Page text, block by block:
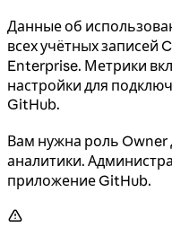
Данные об
всех учётных записей
Enterprise. Метрики
настройки для
GitHub.
Вам нужна роль Owner
аналитики.
приложение GitHub.